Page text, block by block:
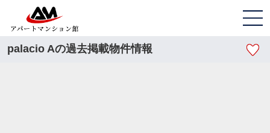
palacio Aの過去掲載物件情報